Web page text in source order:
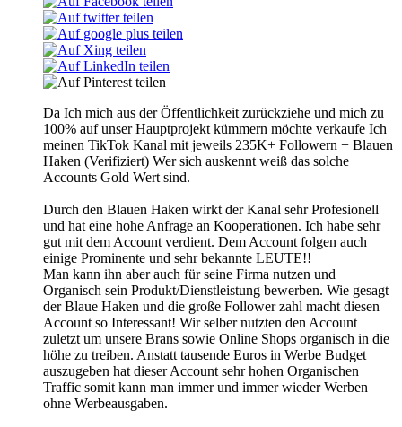
Da Ich mich aus der Öffentlichkeit zurückziehe und mich zu
100% auf unser Hauptprojekt kümmern möchte verkaufe Ich
meinen TikTok Kanal mit jeweils 235K+ Followern + Blauen
Haken (Verifiziert) Wer sich auskennt weiß das solche
Accounts Gold Wert sind.
Durch den Blauen Haken wirkt der Kanal sehr Profesionell
und hat eine hohe Anfrage an Kooperationen. Ich habe sehr
gut mit dem Account verdient. Dem Account folgen auch
einige Prominente und sehr bekannte LEUTE!!
Man kann ihn aber auch für seine Firma nutzen und
Organisch sein Produkt/Dienstleistung bewerben. Wie gesagt
der Blaue Haken und die große Follower zahl macht diesen
Account so Interessant! Wir selber nutzten den Account
zuletzt um unsere Brans sowie Online Shops organisch in die
höhe zu treiben. Anstatt tausende Euros in Werbe Budget
auszugeben hat dieser Account sehr hohen Organischen
Traffic somit kann man immer und immer wieder Werben
ohne Werbeausgaben.